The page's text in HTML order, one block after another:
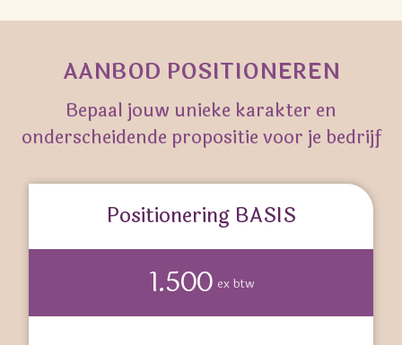
AANBOD POSITIONEREN
Bepaal jouw unieke karakter en
onderscheidende propositie voor je bedrijf
Positionering BASIS
1.500 ex btw